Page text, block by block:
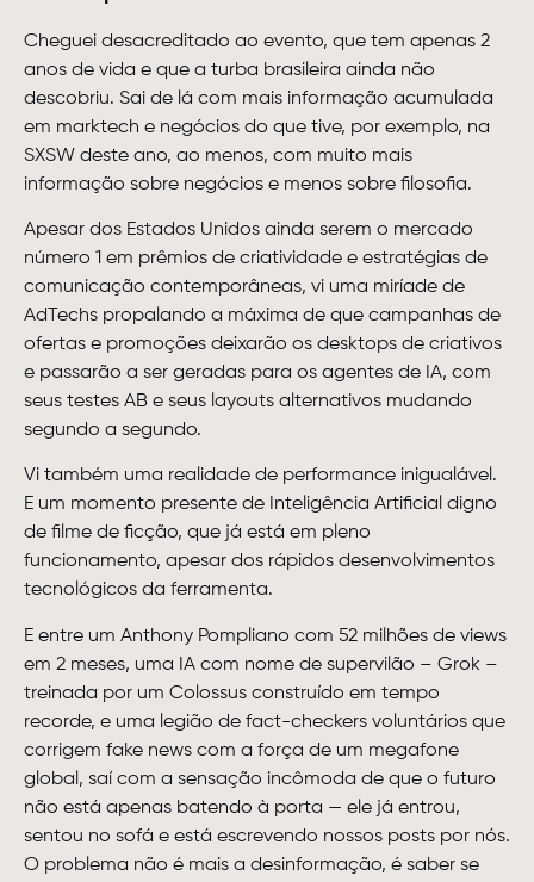
Cheguei desacreditado ao evento, que tem apenas 2
anos de vida e que a turba brasileira ainda não
descobriu. Sai de lá com mais informação acumulada
em marktech e negócios do que tive, por exemplo, na
SXSW deste ano, ao menos, com muito mais
informação sobre negócios e menos sobre filosofia.
Apesar dos Estados Unidos ainda serem o mercado
número 1 em prêmios de criatividade e estratégias de
comunicação contemporâneas, vi uma miríade de
AdTechs propalando a máxima de que campanhas de
ofertas e promoções deixarão os desktops de criativos
e passarão a ser geradas para os agentes de IA, com
seus testes AB e seus layouts alternativos mudando
segundo a segundo.
Vi também uma realidade de performance inigualável.
E um momento presente de Inteligência Artificial digno
de filme de ficção, que já está em pleno
funcionamento, apesar dos rápidos desenvolvimentos
tecnológicos da ferramenta.
E entre um Anthony Pompliano com 52 milhões de views
em 2 meses, uma IA com nome de supervilão – Grok –
treinada por um Colossus construído em tempo
recorde, e uma legião de fact-checkers voluntários que
corrigem fake news com a força de um megafone
global, saí com a sensação incômoda de que o futuro
não está apenas batendo à porta — ele já entrou,
sentou no sofá e está escrevendo nossos posts por nós.
O problema não é mais a desinformação, é saber se